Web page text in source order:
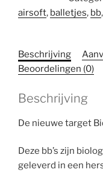
0.28
airsoft, balletjes, bb,
Beschrijving
Beoordelingen (0)
Beschrijving
De nieuwe target
Deze bb’s zijn
geleverd in een